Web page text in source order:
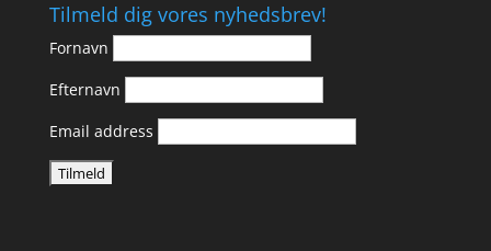
Tilmeld dig vores nyhedsbrev!
Fornavn
Efternavn
Email address